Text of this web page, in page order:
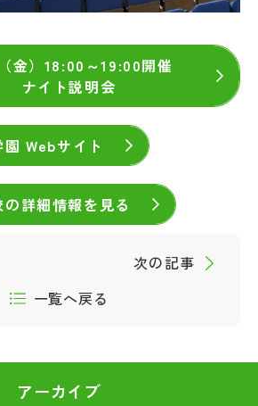
金）18:00～19:00開催
ナイト説明会
Webサイト
の詳細情報を見る
一覧へ戻る
次の記事
アーカイブ